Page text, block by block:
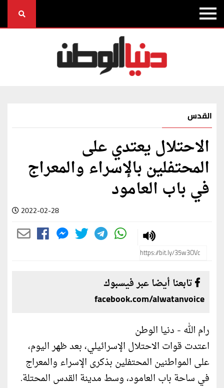
القدس
الاحتلال يعتدي على
المحتفلين بالإسراء والمعراج
في باب العامود
2022-02-28
تابعنا أيضا عبر فيسبوك
facebook.com/alwatanvoice
رام الله - دنيا الوطن
اعتدت قوات الاحتلال الإسرائيلي، بعد ظهر اليوم،
على المواطنين المحتفلين بذكرى الإسراء والمعراج
في ساحة باب العامود، وسط مدينة القدس المحتلة.